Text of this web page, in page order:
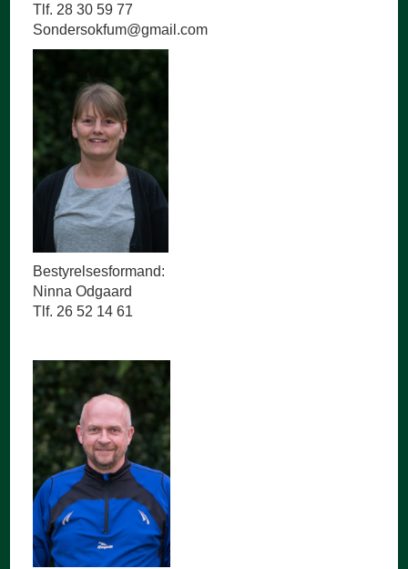
Tlf. 28 30 59 77
Sondersokfum@gmail.com
Bestyrelsesformand:
Ninna Odgaard
Tlf. 26 52 14 61